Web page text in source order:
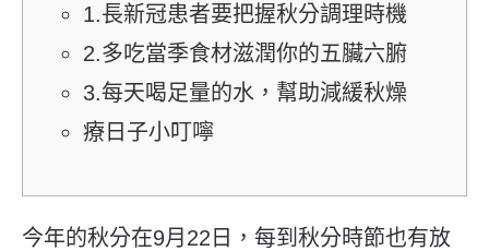
1.長新冠患者要把握秋分調理時機
2.多吃當季食材滋潤你的五臟六腑
3.每天喝足量的水，幫助減緩秋燥
療日子小叮嚀
今年的秋分在9月22日，每到秋分時節也有放